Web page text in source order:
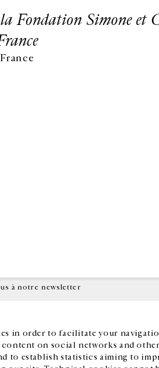
in order to facilitate your
content on social networks and
to establish statistics aiming to
Fondation Simone et
à notre newsletter